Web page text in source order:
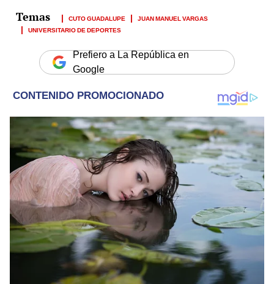
CUTO GUADALUPE
JUAN MANUEL VARGAS
UNIVERSITARIO DE DEPORTES
Prefiero a La República en
Google